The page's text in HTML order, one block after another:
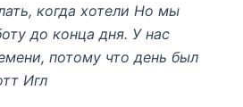
когда хотели Но мы
до конца дня. У нас
потому что день был
Игл